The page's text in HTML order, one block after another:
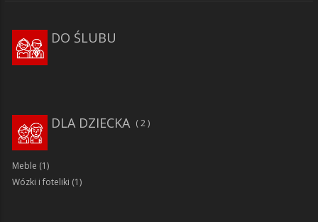
DO ŚLUBU
2
DLA DZIECKA
Meble (1)
Wózki i foteliki (1)